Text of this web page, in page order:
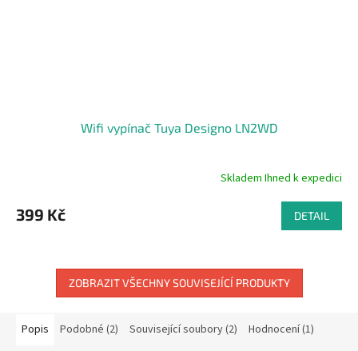
Wifi vypínač Tuya Designo LN2WD
produktu
je
Skladem Ihned k expedici
399 Kč DETAIL
ZOBRAZIT VŠECHNY SOUVISEJÍCÍ PRODUKTY
Popis Podobné (2) Související soubory (2) Hodnocení (1)